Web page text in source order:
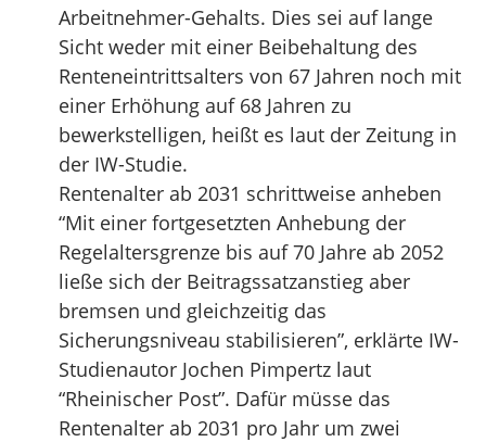
Arbeitnehmer-Gehalts. Dies sei auf lange
Sicht weder mit einer Beibehaltung des
Renteneintrittsalters von 67 Jahren noch mit
einer Erhöhung auf 68 Jahren zu
bewerkstelligen, heißt es laut der Zeitung in
der IW-Studie.
Rentenalter ab 2031 schrittweise anheben
“Mit einer fortgesetzten Anhebung der
Regelaltersgrenze bis auf 70 Jahre ab 2052
ließe sich der Beitragssatzanstieg aber
bremsen und gleichzeitig das
Sicherungsniveau stabilisieren”, erklärte IW-
Studienautor Jochen Pimpertz laut
“Rheinischer Post”. Dafür müsse das
Rentenalter ab 2031 pro Jahr um zwei